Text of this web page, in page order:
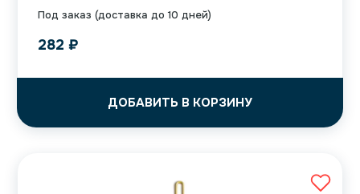
Под заказ (доставка до 10 дней)
282 ₽
ДОБАВИТЬ В КОРЗИНУ